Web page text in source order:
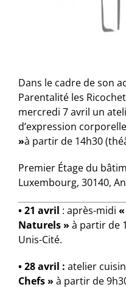
Dans le cadre de son
Parentalité les
mercredi 7 avril un
d’expression corporelle
»à partir de 14h30
Premier Étage du
Luxembourg, 30140,
• 21 avril : après-midi
Naturels » à partir de
Unis-Cité.
• 28 avril : atelier
Chefs » à partir de